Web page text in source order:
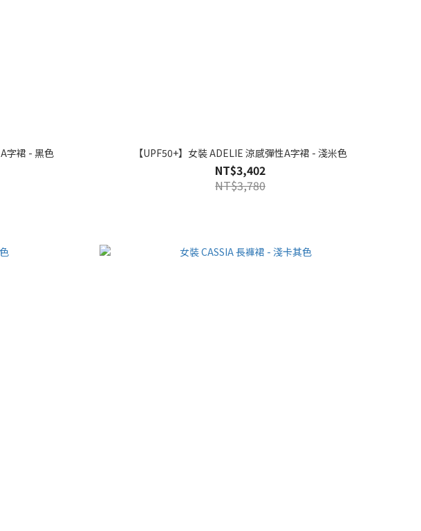
字裙 - 黑色 【UPF50+】女裝 ADELIE 涼感彈性A字裙 - 淺米色
NT$3,402
NT$3,780